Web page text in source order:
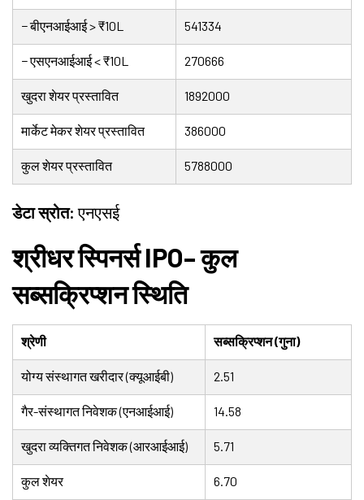
− बीएनआईआई > ₹10L 541334
− एसएनआईआई < ₹10L 270666
खुदरा शेयर प्रस्तावित 1892000
मार्केट मेकर शेयर प्रस्तावित 386000
कुल शेयर प्रस्तावित 5788000
डेटा स्रोत: एनएसई
श्रीधर स्पिनर्स IPO– कुल
सब्सक्रिप्शन स्थिति
श्रेणी सब्सक्रिप्शन (गुना)
योग्य संस्थागत खरीदार (क्यूआईबी) 2.51
गैर-संस्थागत निवेशक (एनआईआई) 14.58
खुदरा व्यक्तिगत निवेशक (आरआईआई) 5.71
कुल शेयर 6.70